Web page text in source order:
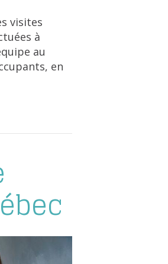
visites
à
au
en